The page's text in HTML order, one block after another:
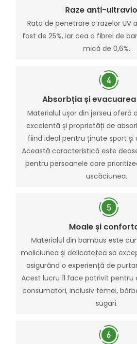
Raze anti-
Rata de penetrare a razelor UV
fost de 25%, iar cea a fibrei de
mică de 0,6%.
Absorbția și
Materialul ușor din jerseu oferă
excelentă și proprietăți de
fiind ideal pentru ținute sport și
Această caracteristică este
pentru persoanele care
uscăciunea.
Moale și
Materialul din bambus este
moliciunea și delicatețea sa
asigurând o experiență de
Acest lucru îl face potrivit pentru
consumatori, inclusiv femei,
sugari.